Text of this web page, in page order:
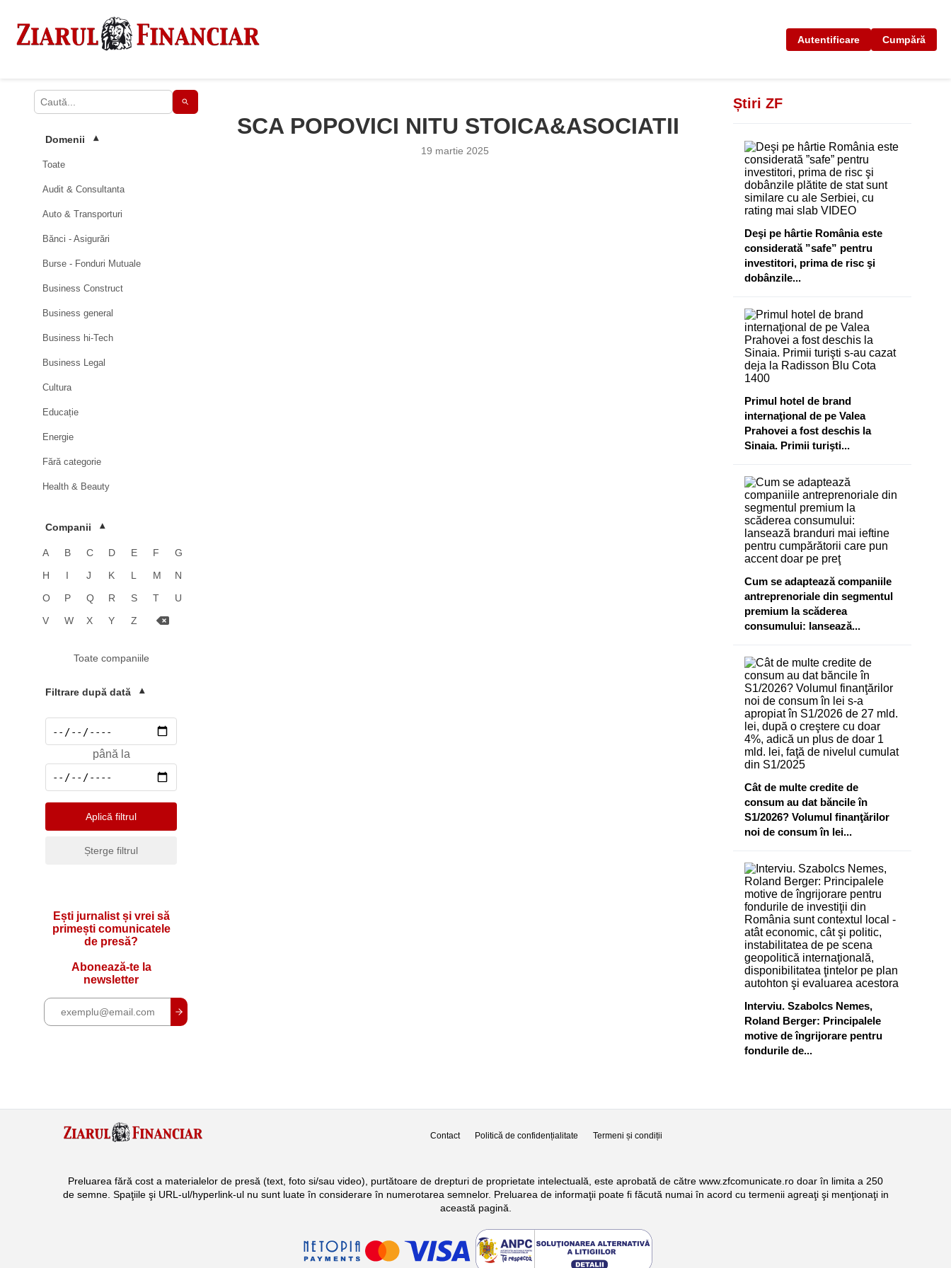
Autentificare Cumpără
Domenii ▾
Toate
Audit & Consultanta
Auto & Transporturi
Bănci - Asigurări
Burse - Fonduri Mutuale
Business Construct
Business general
Business hi-Tech
Business Legal
Cultura
Educație
Energie
Fără categorie
Health & Beauty
Imobiliare
Pharma & Sănătate
Social
Telecomunicatii
Companii ▾
A B C D E F
G
H
I J K L M
N
O
P Q R S T
U
V
W X Y Z
Toate companiile
Filtrare după dată ▾
până la
Aplică filtrul
Șterge filtrul
Ești jurnalist și vrei să
primești comunicatele
de presă?
Abonează-te la
newsletter
SCA POPOVICI NITU STOICA&ASOCIATII
19 martie 2025
Știri ZF
Deşi pe hârtie România este
considerată ”safe” pentru
investitori, prima de risc şi
dobânzile...
​Primul hotel de brand
internaţional de pe Valea
Prahovei a fost deschis la
Sinaia. Primii turişti...
Cum se adaptează companiile
antreprenoriale din segmentul
premium la scăderea
consumului: lansează...
Cât de multe credite de
consum au dat băncile în
S1/2026? Volumul finanţărilor
noi de consum în lei...
Interviu. Szabolcs Nemes,
Roland Berger: Principalele
motive de îngrijorare pentru
fondurile de...
Contact Politică de confidențialitate Termeni și condiții
Preluarea fără cost a materialelor de presă (text, foto si/sau video), purtătoare de drepturi de proprietate intelectuală, este aprobată de către www.zfcomunicate.ro doar în limita a 250
de semne. Spaţiile şi URL-ul/hyperlink-ul nu sunt luate în considerare în numerotarea semnelor. Preluarea de informaţii poate fi făcută numai în acord cu termenii agreaţi şi menţionaţi in
această pagină.